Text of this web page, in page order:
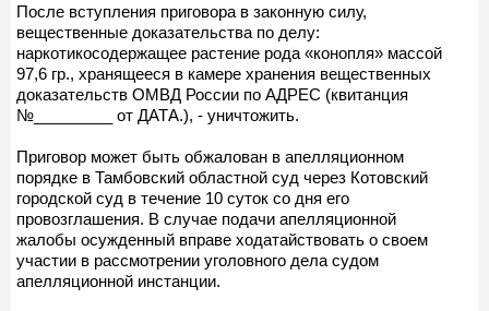
После вступления приговора в законную силу,
вещественные доказательства по делу:
наркотикосодержащее растение рода «конопля» массой
97,6 гр., хранящееся в камере хранения вещественных
доказательств ОМВД России по АДРЕС (квитанция
№_________ от ДАТА.), - уничтожить.
Приговор может быть обжалован в апелляционном
порядке в Тамбовский областной суд через Котовский
городской суд в течение 10 суток со дня его
провозглашения. В случае подачи апелляционной
жалобы осужденный вправе ходатайствовать о своем
участии в рассмотрении уголовного дела судом
апелляционной инстанции.